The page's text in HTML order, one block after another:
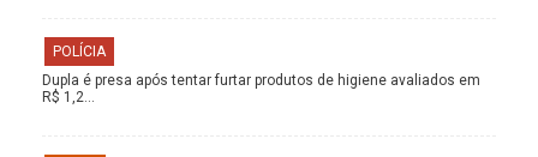
POLÍCIA
Dupla é presa após tentar furtar produtos de higiene avaliados em
R$ 1,2…